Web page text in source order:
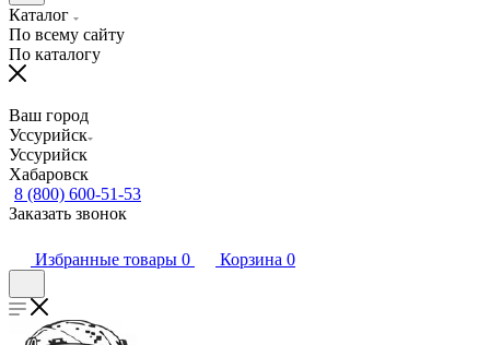
Каталог
По всему сайту
По каталогу
Ваш город
Уссурийск
Уссурийск
Хабаровск
8 (800) 600-51-53
Заказать звонок
Избранные товары 0 Корзина 0